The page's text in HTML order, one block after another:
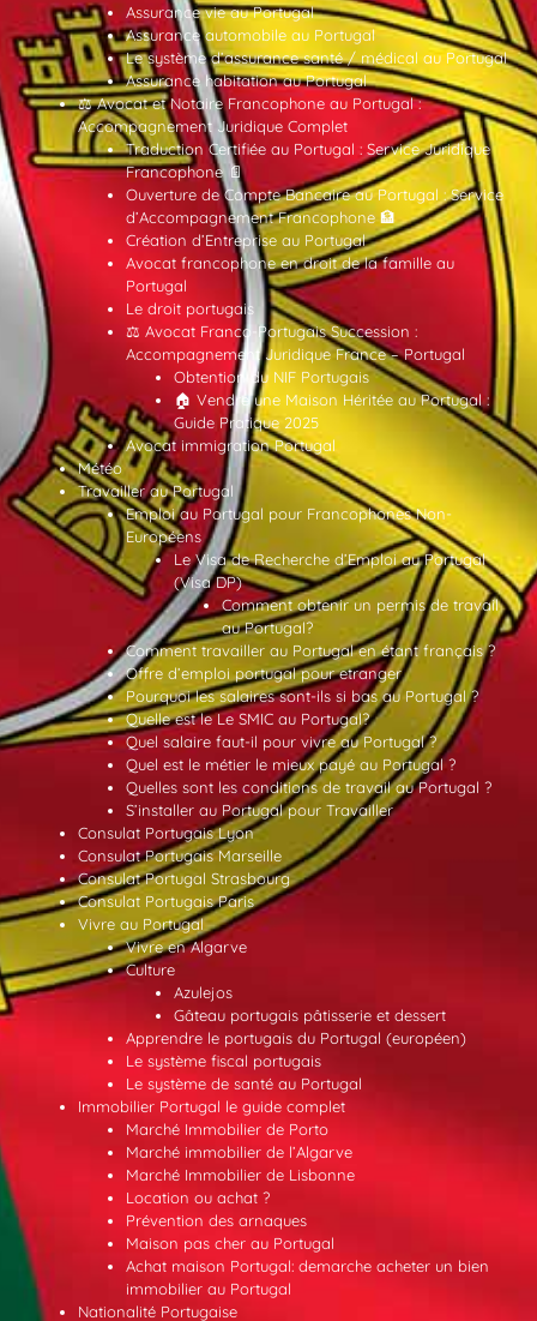
Assurance vie au Portugal
Assurance automobile au Portugal
Le système d’assurance santé / médical au Portugal
Assurance habitation au Portugal
⚖️ Avocat et Notaire Francophone au Portugal :
Accompagnement Juridique Complet
Traduction Certifiée au Portugal : Service Juridique
Francophone 📄
Ouverture de Compte Bancaire au Portugal : Service
d’Accompagnement Francophone 🏦
Création d’Entreprise au Portugal
Avocat francophone en droit de la famille au
Portugal
Le droit portugais
⚖️ Avocat Franco-Portugais Succession :
Accompagnement Juridique France – Portugal
Obtention du NIF Portugais
🏠 Vendre une Maison Héritée au Portugal :
Guide Pratique 2025
Avocat immigration Portugal
Météo
Travailler au Portugal
Emploi au Portugal pour Francophones Non-
Européens
Le Visa de Recherche d’Emploi au Portugal
(Visa DP)
Comment obtenir un permis de travail
au Portugal?
Comment travailler au Portugal en étant français ?
Offre d’emploi portugal pour etranger
Pourquoi les salaires sont-ils si bas au Portugal ?
Quelle est le Le SMIC au Portugal?
Quel salaire faut-il pour vivre au Portugal ?
Quel est le métier le mieux payé au Portugal ?
Quelles sont les conditions de travail au Portugal ?
S’installer au Portugal pour Travailler
Consulat Portugais Lyon
Consulat Portugais Marseille
Consulat Portugal Strasbourg
Consulat Portugais Paris
Vivre au Portugal
Vivre en Algarve
Culture
Azulejos
Gâteau portugais pâtisserie et dessert
Apprendre le portugais du Portugal (européen)
Le système fiscal portugais
Le système de santé au Portugal
Immobilier Portugal le guide complet
Marché Immobilier de Porto
Marché immobilier de l’Algarve
Marché Immobilier de Lisbonne
Location ou achat ?
Prévention des arnaques
Maison pas cher au Portugal
Achat maison Portugal: demarche acheter un bien
immobilier au Portugal
Nationalité Portugaise